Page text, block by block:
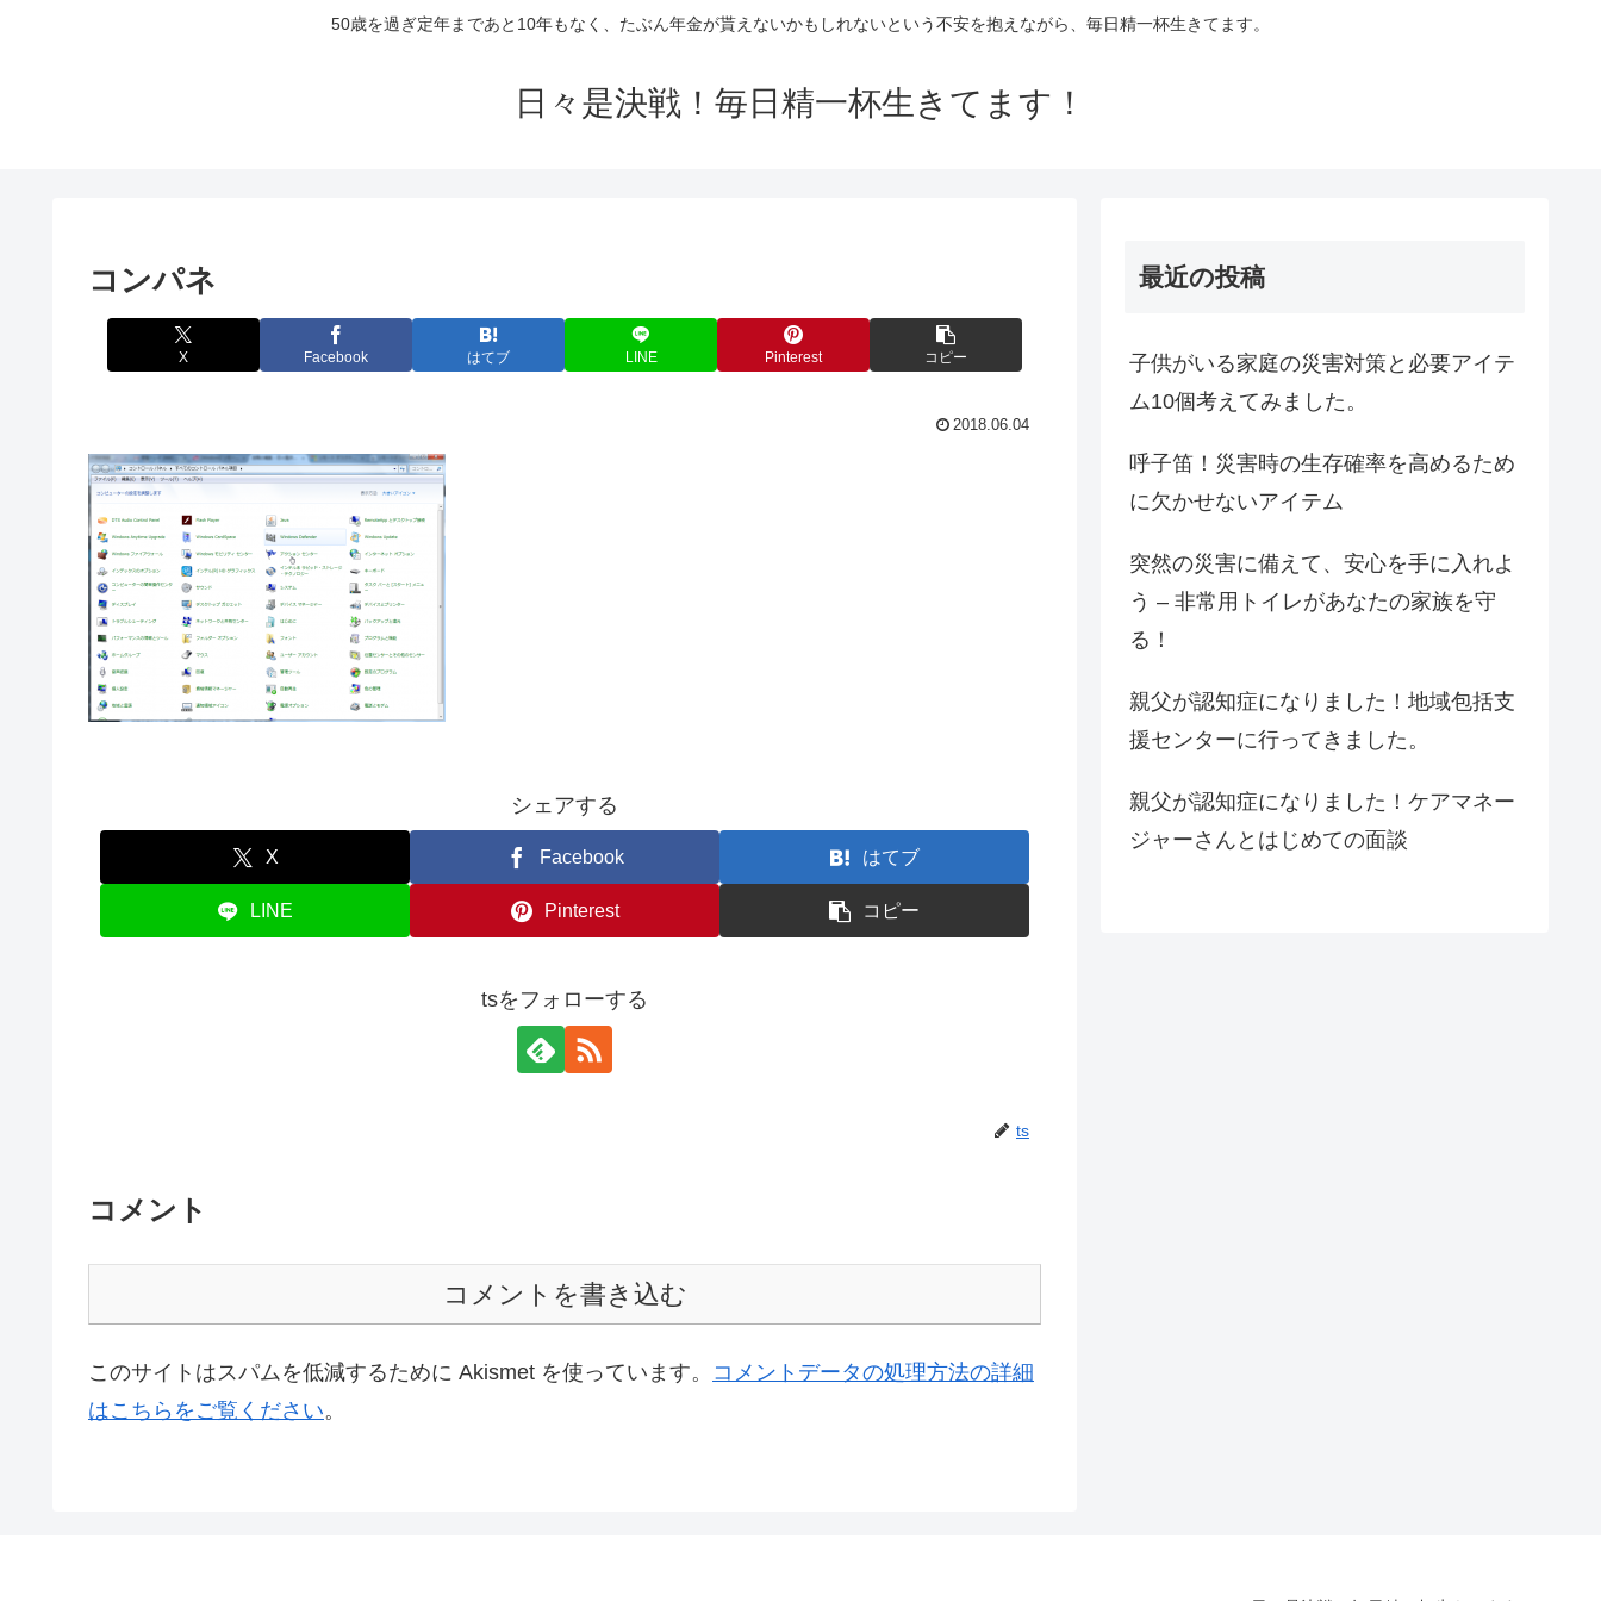
50歳を過ぎ定年まであと10年もなく、たぶん年金が貰えないかもしれないという不安を抱えながら、毎日精一杯生きてます。
日々是決戦！毎日精一杯生きてます！
コンパネ
X Facebook はてブ LINE Pinterest コピー
2018.06.04
シェアする
X Facebook はてブ
LINE Pinterest コピー
tsをフォローする
ts
コメント
コメントを書き込む
このサイトはスパムを低減するために Akismet を使っています。 コメントデータの処理方法の詳細
はこちらをご覧ください。
最近の投稿
子供がいる家庭の災害対策と必要アイテ
ム10個考えてみました。
呼子笛！災害時の生存確率を高めるため
に欠かせないアイテム
突然の災害に備えて、安心を手に入れよ
う – 非常用トイレがあなたの家族を守
る！
親父が認知症になりました！地域包括支
援センターに行ってきました。
親父が認知症になりました！ケアマネー
ジャーさんとはじめての面談